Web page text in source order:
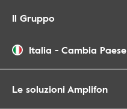
Il Gruppo
Italia - Cambia Paese
Le soluzioni Amplifon